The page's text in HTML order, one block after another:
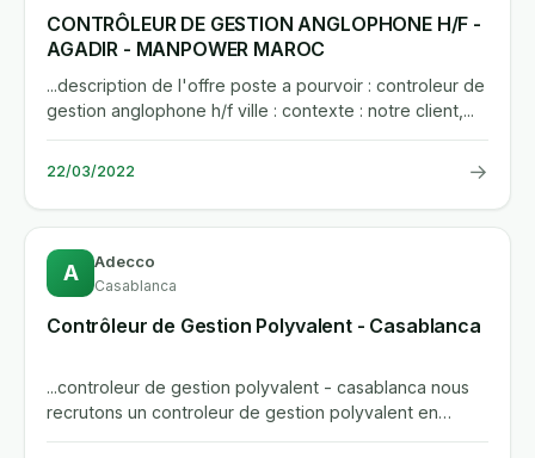
CONTRÔLEUR DE GESTION ANGLOPHONE H/F -
AGADIR - MANPOWER MAROC
...description de l'offre poste a pourvoir : controleur de
gestion anglophone h/f ville : contexte : notre client,...
22/03/2022 →
A Adecco
Casablanca
Contrôleur de Gestion Polyvalent - Casablanca
...controleur de gestion polyvalent - casablanca nous
recrutons un controleur de gestion polyvalent en
contrat interim....